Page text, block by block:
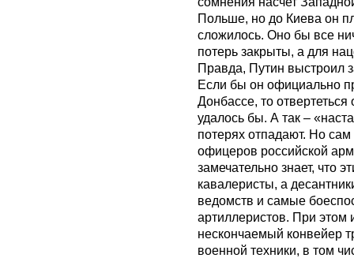
Польше, но до Киева он
сложилось. Оно бы все
потерь закрыты, а для
Правда, Путин выстроил
Если бы он официально
Донбассе, то
удалось бы. А так –
потерях отпадают. Но сам
офицеров российской
замечательно знает, что
кавалеристы, а
ведомств и самые
артиллеристов. При этом
нескончаемый конвейер
военной техники, в том